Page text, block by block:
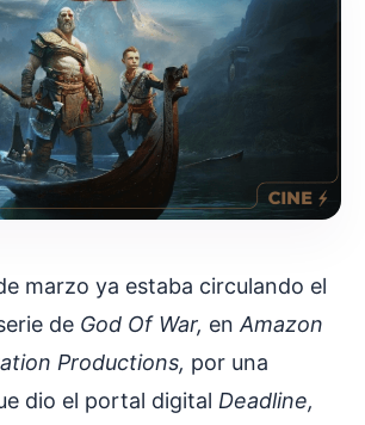
marzo ya estaba circulando el
de God Of War, enAmazon
Productions, por una
dio el portal digital Deadline,